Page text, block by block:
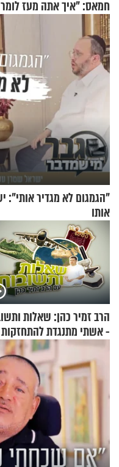
חמאס: "איך אתה מעז לומר
שלא ביצעתם פשעי
"הגמגום לא מגדיר
אותו
הרב זמיר כהן: שאלות
- אשתי מתנגדת להתחזקות
שלי